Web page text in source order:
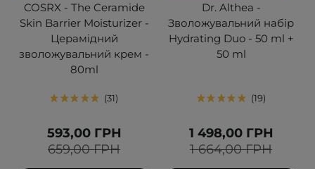
COSRX - The Ceramide
Skin Barrier Moisturizer -
Церамідний
зволожувальний крем -
80ml
31
659,00 ГРН
593,00 ГРН
Dr. Althea -
Зволожувальний набір
Hydrating Duo - 50 ml +
50 ml
19
1 664,00 ГРН
1 498,00 ГРН